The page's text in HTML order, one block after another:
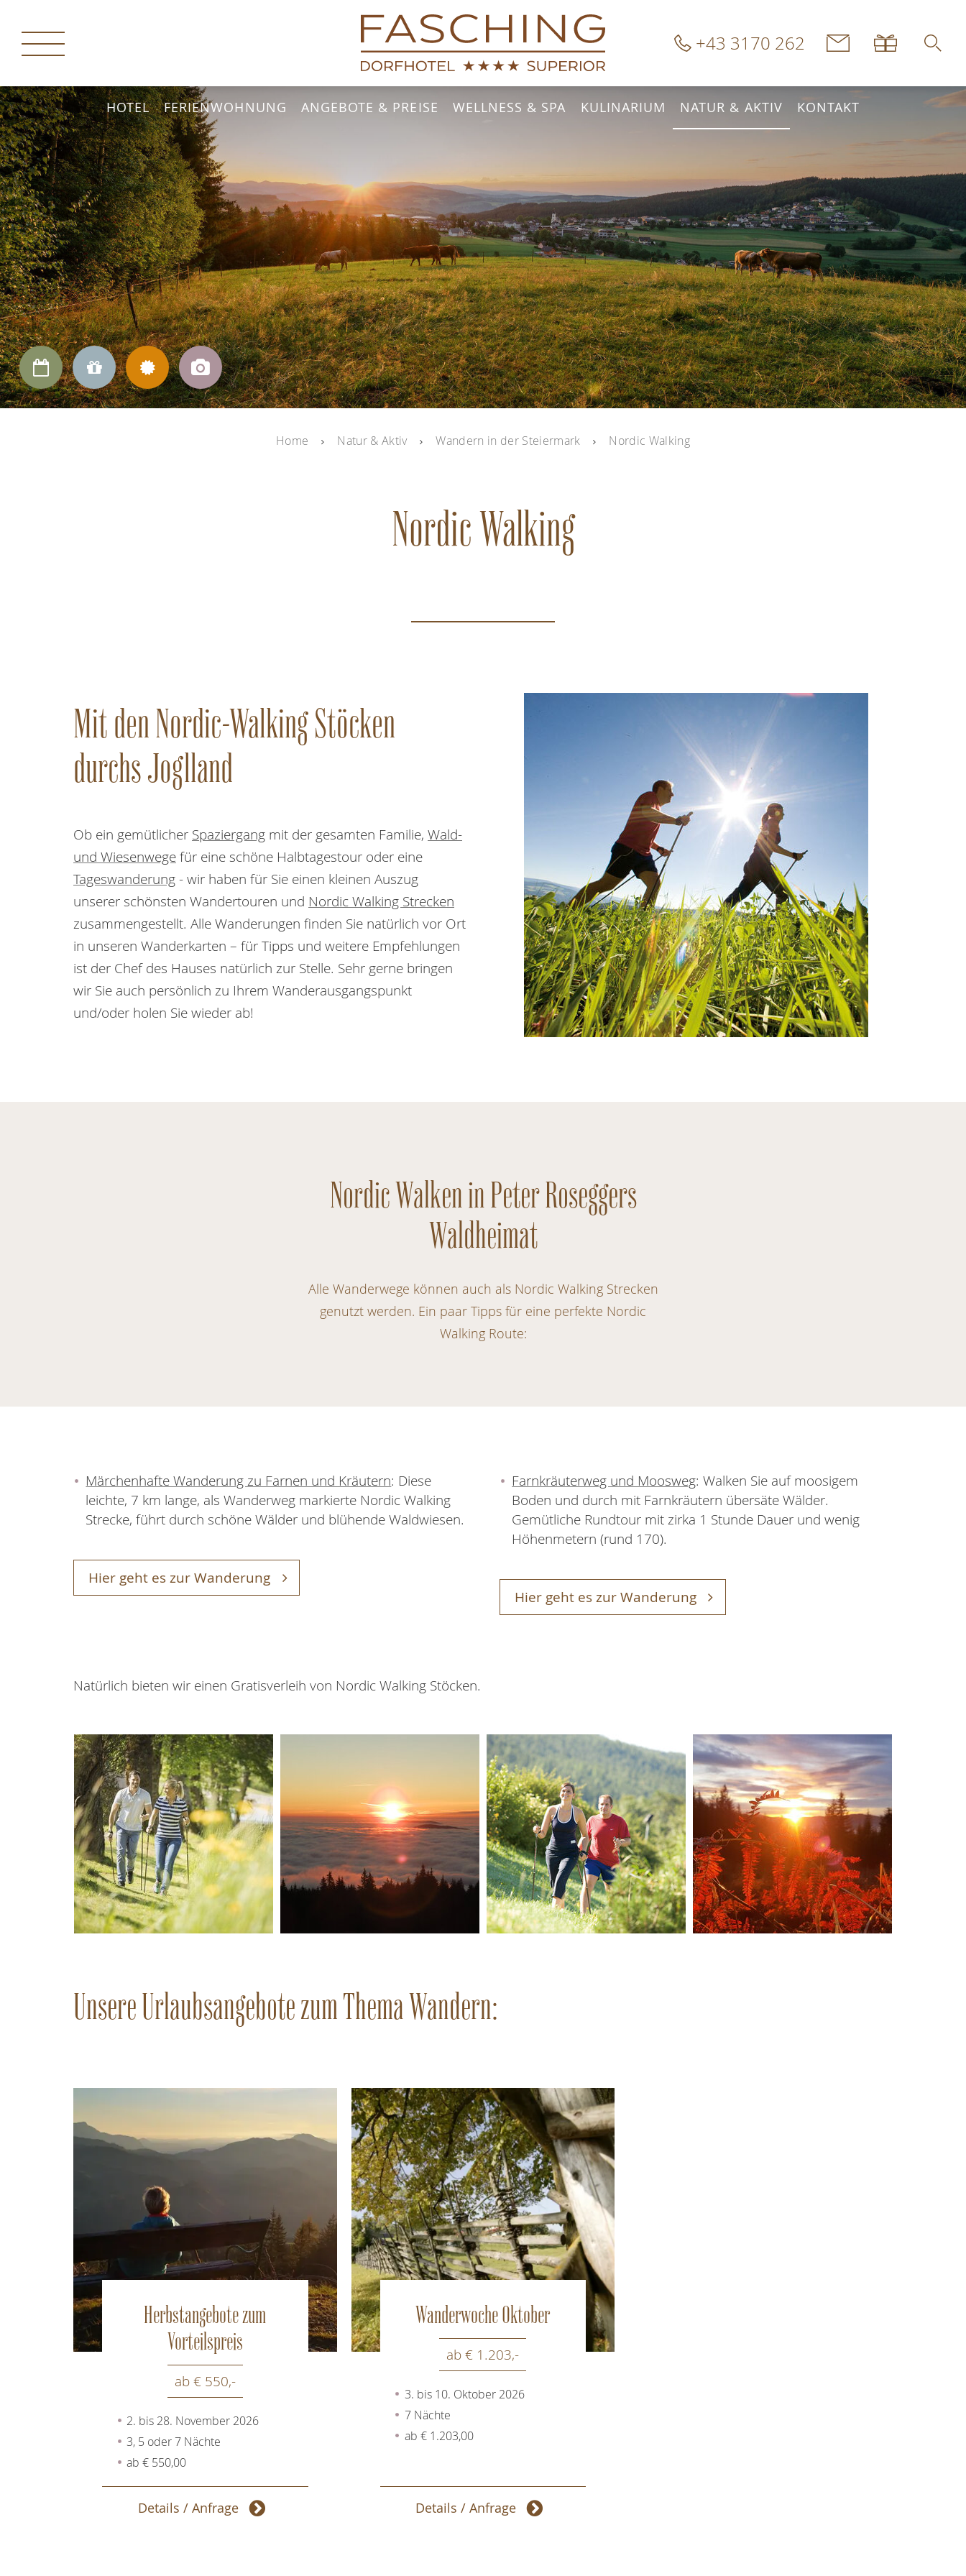
   
HOTEL FERIENWOHNUNG ANGEBOTE & PREISE WELLNESS & SPA KULINARIUM NATUR & AKTIV KONTAKT
+43 3170 262
Home Natur & Aktiv Wandern in der Steiermark Nordic Walking
Nordic Walking
Mit den Nordic-Walking Stöcken
durchs Joglland
Ob ein gemütlicher Spaziergang mit der gesamten Familie, Wald-
und Wiesenwegefür eine schöne Halbtagestour oder eine
Tageswanderung- wir haben für Sie einen kleinen Auszug
unserer schönsten Wandertouren und Nordic Walking Strecken
zusammengestellt. Alle Wanderungen finden Sie natürlich vor Ort
in unseren Wanderkarten – für Tipps und weitere Empfehlungen
ist der Chef des Hauses natürlich zur Stelle. Sehr gerne bringen
wir Sie auch persönlich zu Ihrem Wanderausgangspunkt
und/oder holen Sie wieder ab!
Nordic Walken in Peter Roseggers
Waldheimat
Alle Wanderwege können auch als Nordic Walking Strecken
genutzt werden. Ein paar Tipps für eine perfekte Nordic
Walking Route:
Märchenhafte Wanderung zu Farnen und Kräutern: Diese
leichte, 7 km lange, als Wanderweg markierte Nordic Walking
Strecke, führt durch schöne Wälder und blühende Waldwiesen.
Hier geht es zur Wanderung
Farnkräuterweg und Moosweg: Walken Sie auf moosigem
Boden und durch mit Farnkräutern übersäte Wälder.
Gemütliche Rundtour mit zirka 1 Stunde Dauer und wenig
Höhenmetern (rund 170).
Hier geht es zur Wanderung
Natürlich bieten wir einen Gratisverleih von Nordic Walking Stöcken.
Unsere Urlaubsangebote zum Thema Wandern:
Herbstangebote zum
Vorteilspreis
ab € 550,-
2. bis 28. November 2026
3, 5 oder 7 Nächte
ab € 550,00
Details / Anfrage
Wanderwoche Oktober
ab € 1.203,-
3. bis 10. Oktober 2026
7 Nächte
ab € 1.203,00
Details / Anfrage